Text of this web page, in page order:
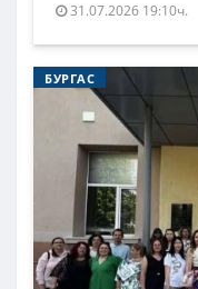
31.07.2026 19:10ч.
БУРГАС